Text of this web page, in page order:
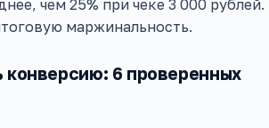
чем 25% при чеке 3 000 рублей.
маржинальность.
конверсию: 6 проверенных